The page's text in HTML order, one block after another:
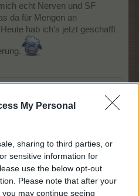
My Personal
sharing to third parties, or
sensitive information for
use the below opt-out
Please note that after your
may continue seeing
echt Nerven und SF
da für Mengen an
hab ich's jetzt geschafft
14 anderengefällt dies.